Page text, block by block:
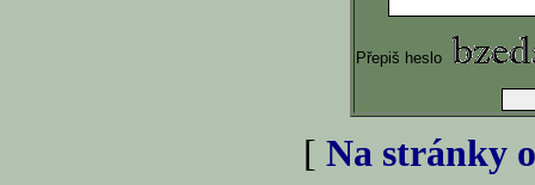
Přepiš heslo
[ Na stránky